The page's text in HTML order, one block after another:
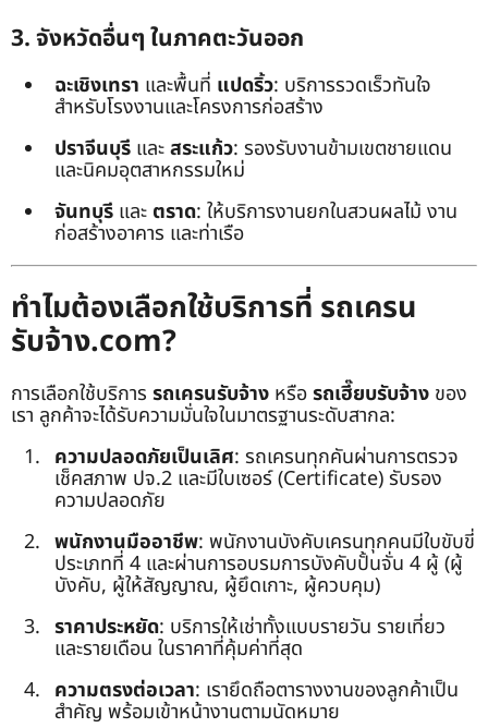
3. จังหวัดอื่นๆ ในภาคตะวันออก
ฉะเชิงเทรา และพื้นที่ แปดริ้ว: บริการรวดเร็วทันใจ
สำหรับโรงงานและโครงการก่อสร้าง
ปราจีนบุรี และสระแก้ว: รองรับงานข้ามเขตชายแดน
และนิคมอุตสาหกรรมใหม่
จันทบุรี และ ตราด: ให้บริการงานยกในสวนผลไม้ งาน
ก่อสร้างอาคาร และท่าเรือ
ทำไมต้องเลือกใช้บริการที่ รถเครน
รับจ้าง.com?
การเลือกใช้บริการ รถเครนรับจ้าง หรือรถเฮี๊ยบรับจ้าง ของ
เรา ลูกค้าจะได้รับความมั่นใจในมาตรฐานระดับสากล:
ความปลอดภัยเป็นเลิศ: รถเครนทุกคันผ่านการตรวจ
เช็คสภาพ ปจ.2 และมีใบเซอร์ (Certificate) รับรอง
ความปลอดภัย
พนักงานมืออาชีพ: พนักงานบังคับเครนทุกคนมีใบขับขี่
ประเภทที่ 4 และผ่านการอบรมการบังคับปั้นจั่น 4 ผู้ (ผู้
บังคับ, ผู้ให้สัญญาณ, ผู้ยึดเกาะ, ผู้ควบคุม)
ราคาประหยัด: บริการให้เช่าทั้งแบบรายวัน รายเที่ยว
และรายเดือน ในราคาที่คุ้มค่าที่สุด
ความตรงต่อเวลา: เรายึดถือตารางงานของลูกค้าเป็น
สำคัญ พร้อมเข้าหน้างานตามนัดหมาย